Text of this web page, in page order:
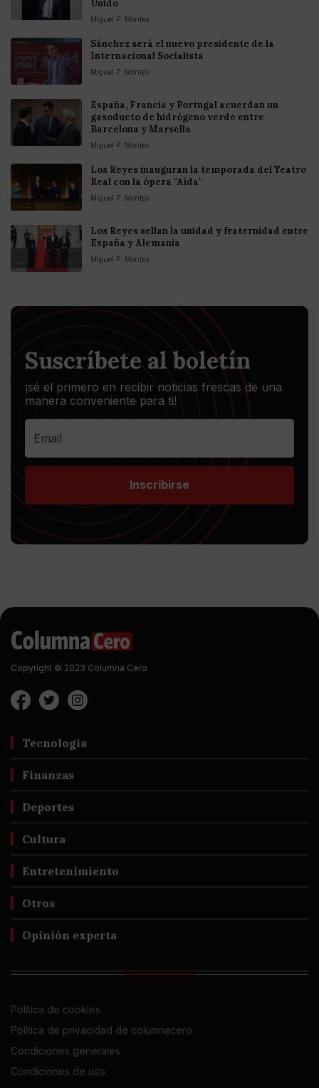
Unido
Miguel P. Montes
Sánchez será el nuevo presidente de la
Internacional Socialista
Miguel P. Montes
España, Francia y Portugal acuerdan un
gasoducto de hidrógeno verde entre
Barcelona y Marsella
Miguel P. Montes
Los Reyes inauguran la temporada del Teatro
Real con la ópera "Aída"
Miguel P. Montes
Los Reyes sellan la unidad y fraternidad entre
España y Alemania
Miguel P. Montes
Suscríbete al boletín
¡sé el primero en recibir noticias frescas de una
manera conveniente para ti!
Inscribirse
Copyright © 2023 Columna Cero
Tecnología
Finanzas
Deportes
Cultura
Entretenimiento
Otros
Opinión experta
Política de cookies
Política de privacidad de columnacero
Condiciones generales
Condiciones de uso